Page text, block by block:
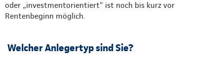
oder „investmentorientiert“ ist noch bis kurz vor
Rentenbeginn möglich.
Welcher Anlegertyp sind Sie?